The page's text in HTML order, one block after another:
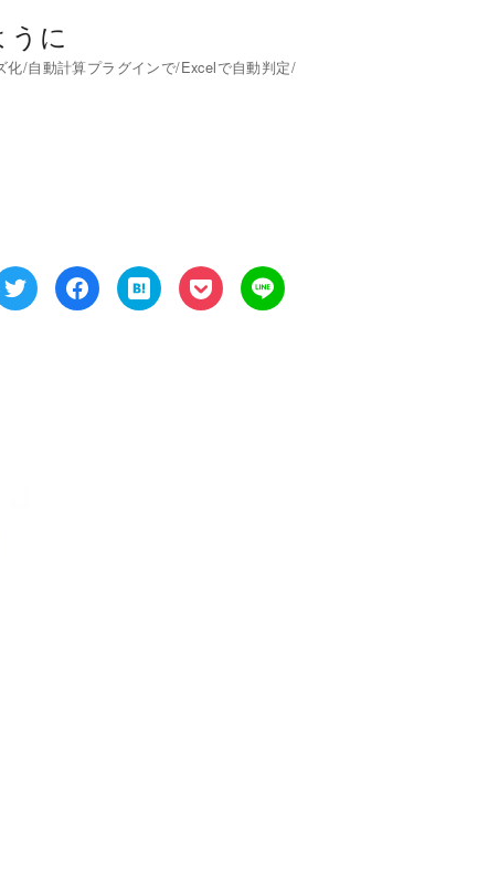
に
/自動計算プラグインで/Excelで自動判定/